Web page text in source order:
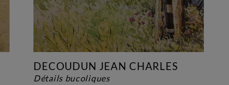
DECOUDUN JEAN CHARLES
détails bucoliques